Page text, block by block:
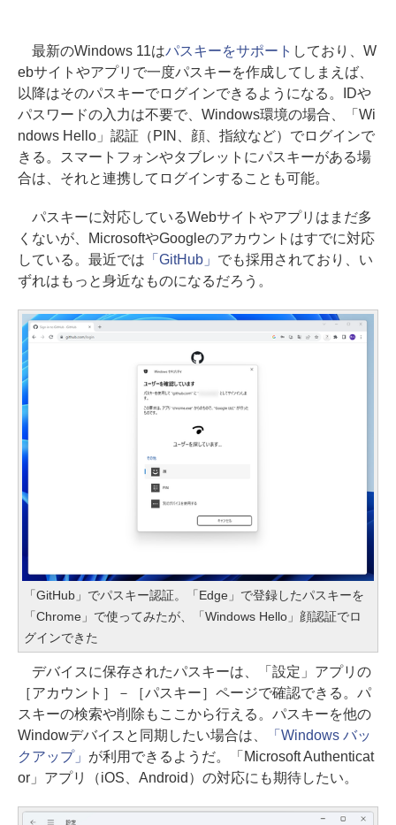
最新のWindows 11はパスキーをサポート しており、W
ebサイトやアプリで一度パスキーを作成してしまえば、
以降はそのパスキーでログインできるようになる。IDや
パスワードの入力は不要で、Windows環境の場合、「Wi
ndows Hello」認証（PIN、顔、指紋など）でログインで
きる。スマートフォンやタブレットにパスキーがある場
合は、それと連携してログインすることも可能。
パスキーに対応しているWebサイトやアプリはまだ多
くないが、MicrosoftやGoogleのアカウントはすでに対応
している。最近では 「GitHub」 でも採用されており、い
ずれはもっと身近なものになるだろう。
「GitHub」でパスキー認証。「Edge」で登録したパスキーを
「Chrome」で使ってみたが、「Windows Hello」顔認証でロ
グインできた
デバイスに保存されたパスキーは、「設定」アプリの
［アカウント］－［パスキー］ページで確認できる。パ
スキーの検索や削除もここから行える。パスキーを他の
Windowデバイスと同期したい場合は、
「Windows バッ
クアップ」 が利用できるようだ。「Microsoft Authenticat
or」アプリ（iOS、Android）の対応にも期待したい。